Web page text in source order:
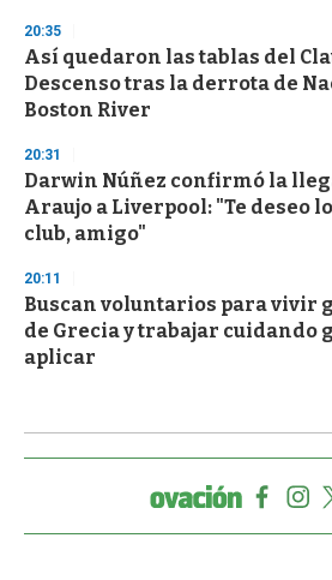
20:35
Así quedaron las tablas del
Descenso tras la derrota de
Boston River
20:31
Darwin Núñez confirmó la
Araujo a Liverpool: "Te deseo
club, amigo"
20:11
Buscan voluntarios para vivir
de Grecia y trabajar cuidando
aplicar